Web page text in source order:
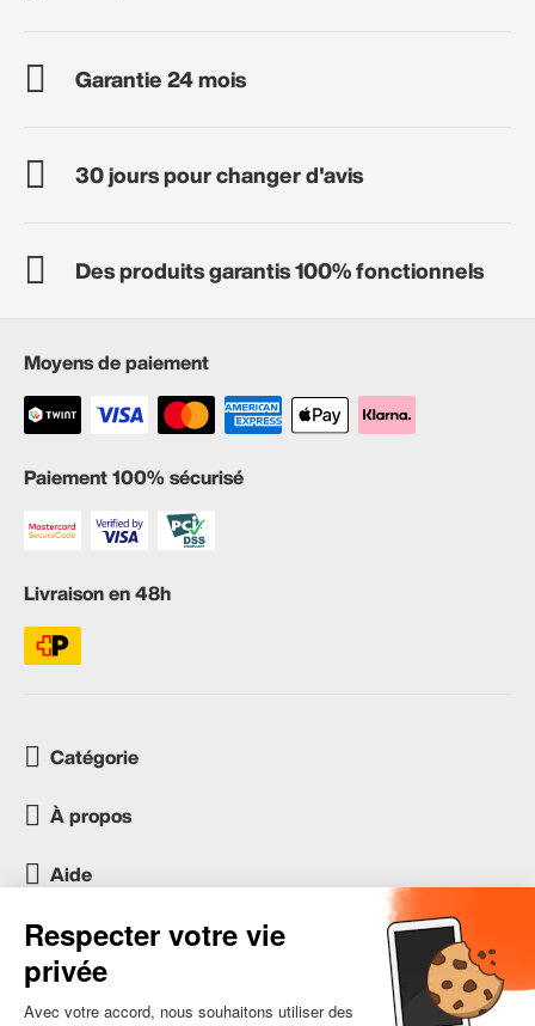
Garantie 24 mois
30 jours pour changer d'avis
Des produits garantis 100% fonctionnels
Moyens de paiement
Paiement 100% sécurisé
Livraison en 48h
Catégorie
À propos
Aide
Service client
occasion.migros.mobile@recommerce.com